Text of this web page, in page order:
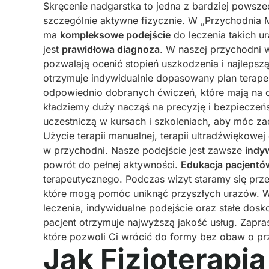
Skręcenie nadgarstka to jedna z bardziej
szczególnie aktywne fizycznie. W „Przychodnia
ma kompleksowe podejście do leczenia takich
jest prawidłowa diagnoza. W naszej przychodni
pozwalają ocenić stopień uszkodzenia i
otrzymuje indywidualnie dopasowany plan
odpowiednio dobranych ćwiczeń, które mają na
kładziemy duży nacząś na precyzję i
uczestniczą w kursach i szkoleniach, aby móc
Użycie terapii manualnej, terapii
w przychodni. Nasze podejście jest zawsze
powrót do pełnej aktywności. Edukacja
terapeutycznego. Podczas wizyt staramy się
które mogą pomóc uniknąć przyszłych urazów.
leczenia, indywidualne podejście oraz stałe
pacjent otrzymuje najwyższą jakość usług.
które pozwoli Ci wrócić do formy bez obaw o
Jak